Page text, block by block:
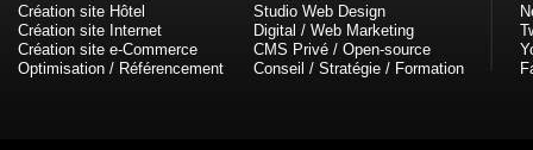
Création site Hôtel
Création site Internet
Création site e-Commerce
Optimisation / Référencement
Studio Web Design
Digital / Web Marketing
CMS Privé / Open-source
Conseil / Stratégie / Formation